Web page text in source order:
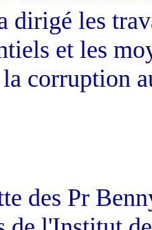
dirigé les
et les
corruption
des Pr